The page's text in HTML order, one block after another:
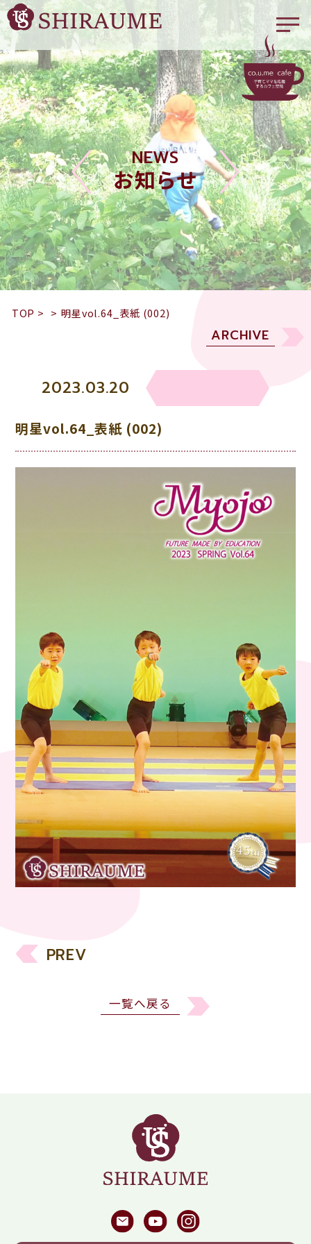
NEWS
お知らせ
TOP > > 明星vol.64_表紙 (002)
ARCHIVE
2023.03.20
明星vol.64_表紙 (002)
PREV
一覧へ戻る